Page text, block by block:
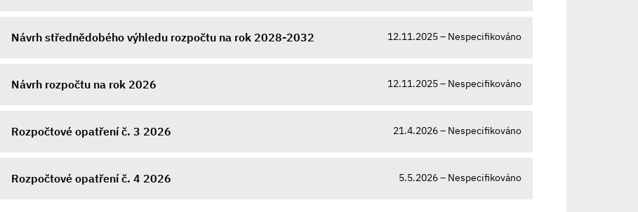
Návrh střednědobého výhledu rozpočtu na rok 2028-2032 12.11.2025 – Nespecifikováno
Návrh rozpočtu na rok 2026 12.11.2025 – Nespecifikováno
Rozpočtové opatření č. 3 2026 21.4.2026 – Nespecifikováno
Rozpočtové opatření č. 4 2026 5.5.2026 – Nespecifikováno